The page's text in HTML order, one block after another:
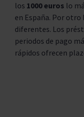
los 1000 euros lo
en España. Por
diferentes. Los
periodos de pago
rápidos ofrecen